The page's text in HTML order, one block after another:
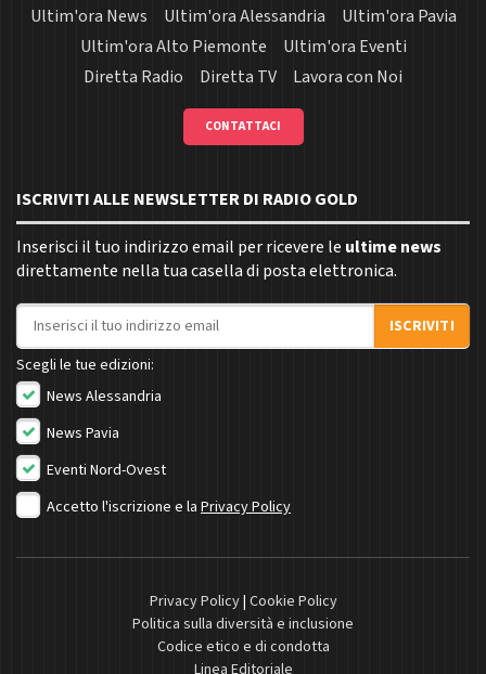
Ultim'ora News
Ultim'ora Alessandria
Ultim'ora Pavia
Ultim'ora Alto Piemonte
Ultim'ora Eventi
Diretta Radio
Diretta TV Lavora con Noi
CONTATTACI
ISCRIVITI ALLE NEWSLETTER DI RADIO GOLD
Inserisci il tuo indirizzo email per ricevere le ultime news
direttamente nella tua casella di posta elettronica.
Indirizzo email
ISCRIVITI
Scegli le tue edizioni:
News Alessandria
News Pavia
Eventi Nord-Ovest
Accetto l'iscrizione e la Privacy Policy
Privacy Policy| Cookie Policy
Politica sulla diversità e inclusione
Codice etico e di condotta